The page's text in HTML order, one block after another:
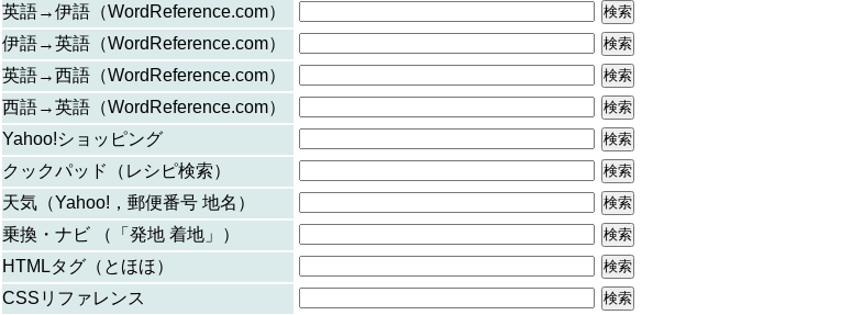
英語→伊語（WordReference.com）
伊語→英語（WordReference.com）
英語→西語（WordReference.com）
西語→英語（WordReference.com）
Yahoo!ショッピング
クックパッド（レシピ検索）
天気（Yahoo!，郵便番号 地名）
乗換・ナビ （「発地 着地」）
HTMLタグ（とほほ）
CSSリファレンス